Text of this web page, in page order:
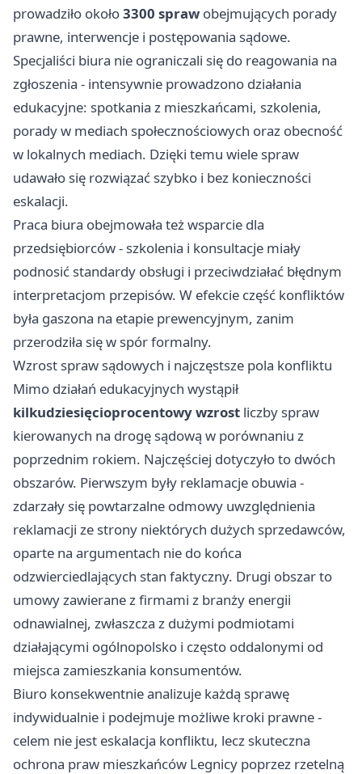
prowadziło około3300 spraw obejmujących porady
prawne, interwencje i postępowania sądowe.
Specjaliści biura nie ograniczali się do reagowania na
zgłoszenia - intensywnie prowadzono działania
edukacyjne: spotkania z mieszkańcami, szkolenia,
porady w mediach społecznościowych oraz obecność
w lokalnych mediach. Dzięki temu wiele spraw
udawało się rozwiązać szybko i bez konieczności
eskalacji.
Praca biura obejmowała też wsparcie dla
przedsiębiorców - szkolenia i konsultacje miały
podnosić standardy obsługi i przeciwdziałać błędnym
interpretacjom przepisów. W efekcie część konfliktów
była gaszona na etapie prewencyjnym, zanim
przerodziła się w spór formalny.
Wzrost spraw sądowych i najczęstsze pola konfliktu
Mimo działań edukacyjnych wystąpił
kilkudziesięcioprocentowy wzrost liczby spraw
kierowanych na drogę sądową w porównaniu z
poprzednim rokiem. Najczęściej dotyczyło to dwóch
obszarów. Pierwszym były reklamacje obuwia -
zdarzały się powtarzalne odmowy uwzględnienia
reklamacji ze strony niektórych dużych sprzedawców,
oparte na argumentach nie do końca
odzwierciedlających stan faktyczny. Drugi obszar to
umowy zawierane z firmami z branży energii
odnawialnej, zwłaszcza z dużymi podmiotami
działającymi ogólnopolsko i często oddalonymi od
miejsca zamieszkania konsumentów.
Biuro konsekwentnie analizuje każdą sprawę
indywidualnie i podejmuje możliwe kroki prawne -
celem nie jest eskalacja konfliktu, lecz skuteczna
ochrona praw mieszkańców Legnicy poprzez rzetelną